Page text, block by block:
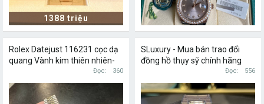
1388 triệu
Rolex Datejust 116231 cọc dạ
quang Vành kim thiên nhiên-
Đọc 360
SLuxury - Mua bán trao đổi
đồng hồ thụy sỹ chính hãng
Patek Philippe, Audemars
Piguet, Rolex, Hublot, ...
Đọc 556